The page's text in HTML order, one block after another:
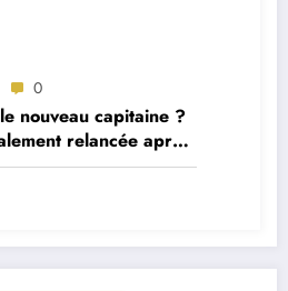
0
nouveau capitaine ?
relancée après